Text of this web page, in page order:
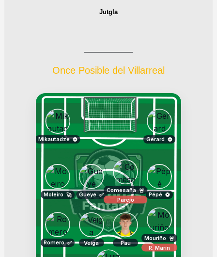
Jutgla
Once Posible del Villarreal
Romero ✅ Veiga Pau
Mouriño 🚨
R. Marín
Moleiro 🚀 Gueye ✅
Comesaña 🚨
Parejo
Pépé ⚽
Mikautadze ⚽ Gerard ⚽